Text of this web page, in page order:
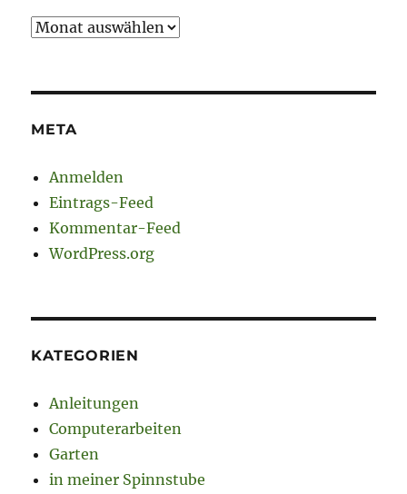
Archiv
META
Anmelden
Eintrags-Feed
Kommentar-Feed
WordPress.org
KATEGORIEN
Anleitungen
Computerarbeiten
Garten
in meiner Spinnstube